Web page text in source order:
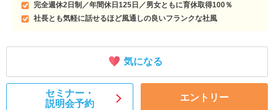
完全週休2日制／年間休日125日／男女ともに育休取得100％
社長とも気軽に話せるほど風通しの良いフランクな社風
気になる
セミナー・
説明会予約
エントリー